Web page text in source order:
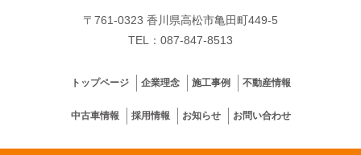
〒761-0323 香川県高松市亀田町449-5
TEL：087-847-8513
トップページ 企業理念 施工事例 不動産情報
中古車情報 採用情報 お知らせ お問い合わせ